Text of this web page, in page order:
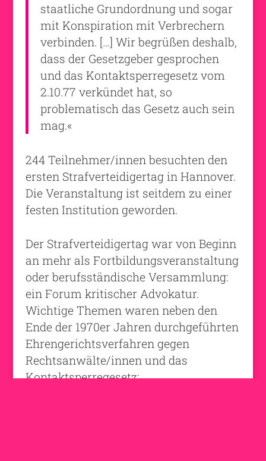
staatliche Grundordnung und sogar
mit Konspiration mit Verbrechern
verbinden. […] Wir begrüßen deshalb,
dass der Gesetzgeber gesprochen
und das Kontaktsperregesetz vom
2.10.77 verkündet hat, so
problematisch das Gesetz auch sein
mag.«
244 Teilnehmer/innen besuchten den
ersten Strafverteidigertag in Hannover.
Die Veranstaltung ist seitdem zu einer
festen Institution geworden.
Der Strafverteidigertag war von Beginn
an mehr als Fortbildungsveranstaltung
oder berufsständische Versammlung:
ein Forum kritischer Advokatur.
Wichtige Themen waren neben den
Ende der 1970er Jahren durchgeführten
Ehrengerichtsverfahren gegen
Rechtsanwälte/innen und das
Kontaktsperregesetz: